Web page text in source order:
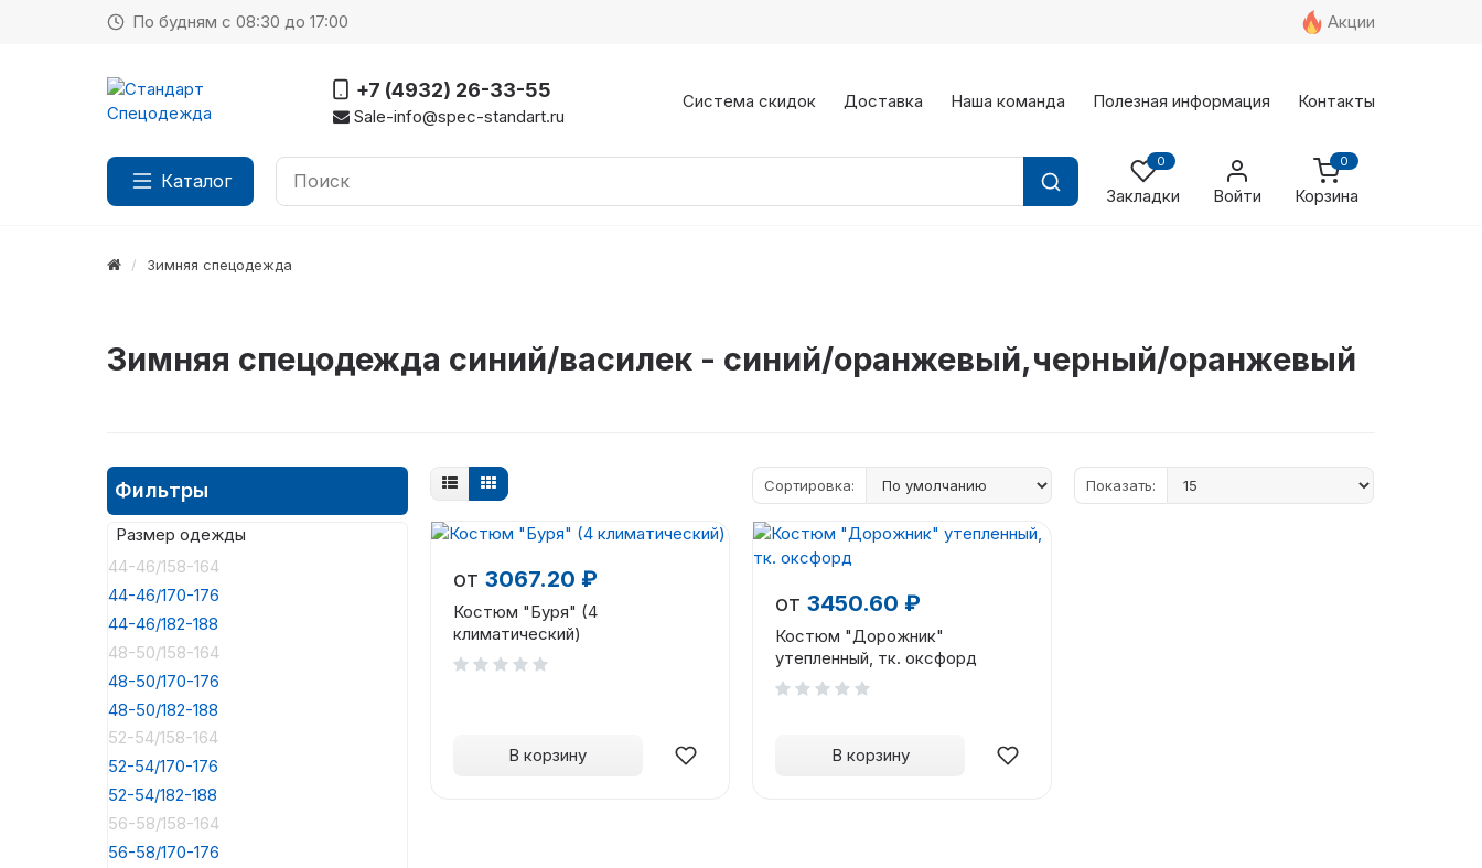
По будням с 08:30 до 17:00 Акции
+7 (4932) 26-33-55
Sale-info@spec-standart.ru
Система скидок Доставка Наша команда Полезная информация Контакты
Каталог
0
Закладки Войти
0
Корзина
Зимняя спецодежда
Зимняя спецодежда синий/василек - синий/оранжевый,черный/оранжевый
Фильтры
Размер одежды
44-46/158-164
44-46/170-176
44-46/182-188
48-50/158-164
48-50/170-176
48-50/182-188
52-54/158-164
52-54/170-176
52-54/182-188
56-58/158-164
56-58/170-176
Сортировка: Показать:
от 3067.20 ₽
Костюм "Буря" (4
климатический)
В корзину
от 3450.60 ₽
Костюм "Дорожник"
утепленный, тк. оксфорд
В корзину